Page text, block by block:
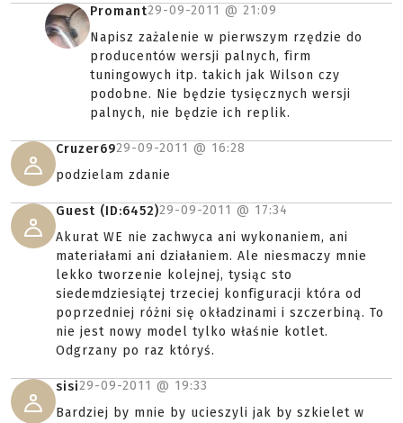
Promant29-09-2011 @ 21:09
Napisz zażalenie w pierwszym rzędzie do
producentów wersji palnych, firm
tuningowych itp. takich jak Wilson czy
podobne. Nie będzie tysięcznych wersji
palnych, nie będzie ich replik.
Cruzer6929-09-2011 @ 16:28
podzielam zdanie
Guest (ID:6452)29-09-2011 @ 17:34
Akurat WE nie zachwyca ani wykonaniem, ani
materiałami ani działaniem. Ale niesmaczy mnie
lekko tworzenie kolejnej, tysiąc sto
siedemdziesiątej trzeciej konfiguracji która od
poprzedniej różni się okładzinami i szczerbiną. To
nie jest nowy model tylko właśnie kotlet.
Odgrzany po raz któryś.
sisi29-09-2011 @ 19:33
Bardziej by mnie by ucieszyli jak by szkielet w